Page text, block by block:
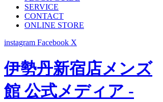
SERVICE
CONTACT
ONLINE STORE
instagram Facebook X
伊勢丹新宿店メンズ
館 公式メディア -